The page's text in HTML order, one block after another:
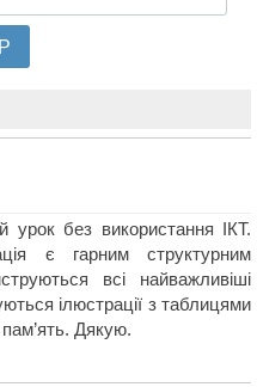
урок без використання ІКТ.
є гарним структурним
всі найважливіші
ілюстрації з таблицями
Дякую.